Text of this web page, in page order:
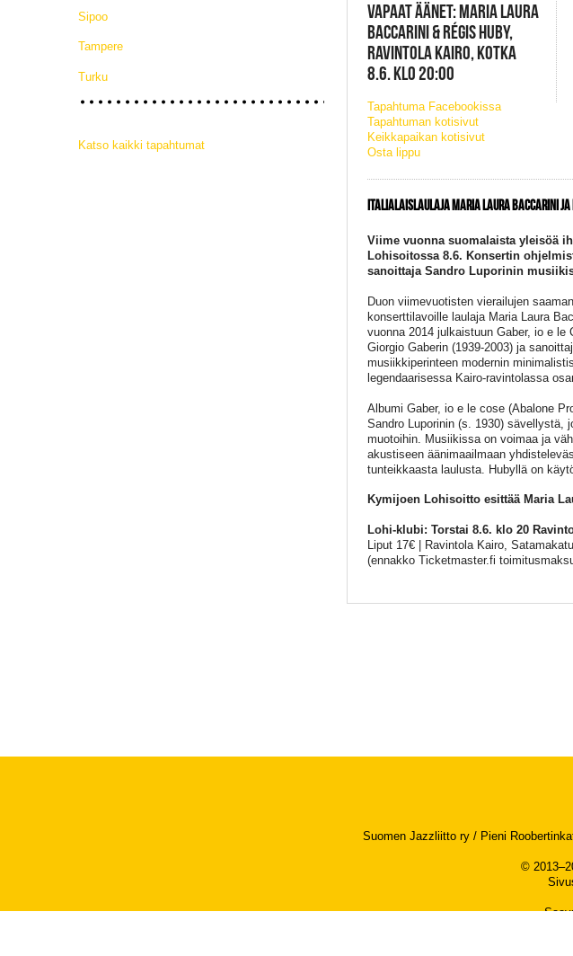
Sipoo
Tampere
Turku
Katso kaikki tapahtumat
VAPAAT ÄÄNET: MARIA LAURA
BACCARINI & RÉGIS HUBY,
RAVINTOLA KAIRO, KOTKA
8.6. KLO 20:00
Tapahtuma Facebookissa
Tapahtuman kotisivut
Keikkapaikan kotisivut
Osta lippu
ITALIALAISLAULAJA MARIA LAURA BACCARINI
Viime vuonna suomalaista yleisöä
Lohisoitossa 8.6. Konsertin
sanoittaja Sandro Luporinin
Duon viimevuotisten vierailujen
konserttilavoille laulaja Maria Laura
vuonna 2014 julkaistuun Gaber, io e
Giorgio Gaberin (1939-2003) ja
musiikkiperinteen modernin
legendaarisessa Kairo-ravintolassa
Albumi Gaber, io e le cose (Abalone
Sandro Luporinin (s. 1930) sävellystä,
muotoihin. Musiikissa on voimaa ja
akustiseen äänimaailmaan
tunteikkaasta laulusta. Hubyllä on
Kymijoen Lohisoitto esittää Maria
Lohi-klubi: Torstai 8.6. klo 20
Liput 17€ | Ravintola Kairo,
(ennakko Ticketmaster.fi
Suomen Jazzliitto ry / Pieni
©